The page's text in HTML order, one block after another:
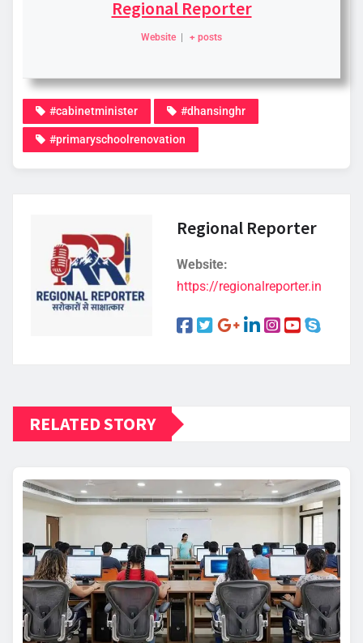
Regional Reporter
Website + posts
#cabinetminister #dhansinghr
#primaryschoolrenovation
Regional Reporter
Website:
https://regionalreporter.in
RELATED STORY